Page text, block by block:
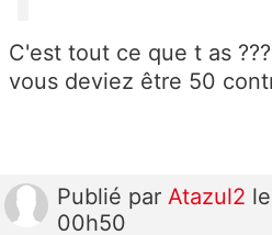
C'est tout ce que t as
vous deviez être 50
Publié par Atazul2
00h50